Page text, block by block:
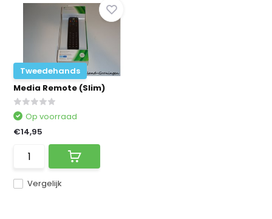
Tweedehands
Media Remote (Slim)
Vergelijk
Op voorraad
€14,95